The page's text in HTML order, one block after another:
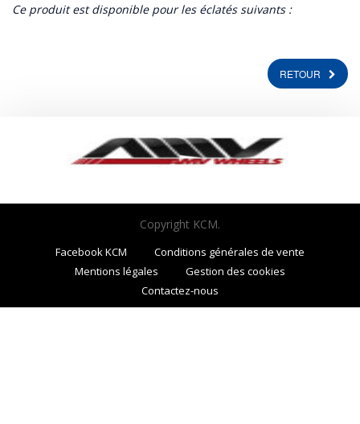
Ce produit est disponible pour les éclatés suivants :
RETOUR
Copyright KCM.
Facebook KCM
Conditions générales de vente
Mentions légales
Gestion des cookies
Contactez-nous